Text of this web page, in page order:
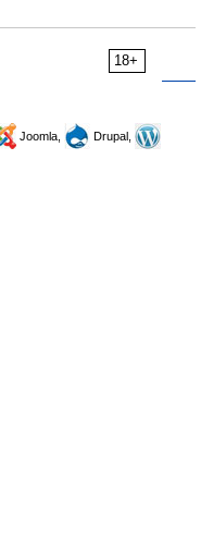
18+
Joomla,
Drupal,